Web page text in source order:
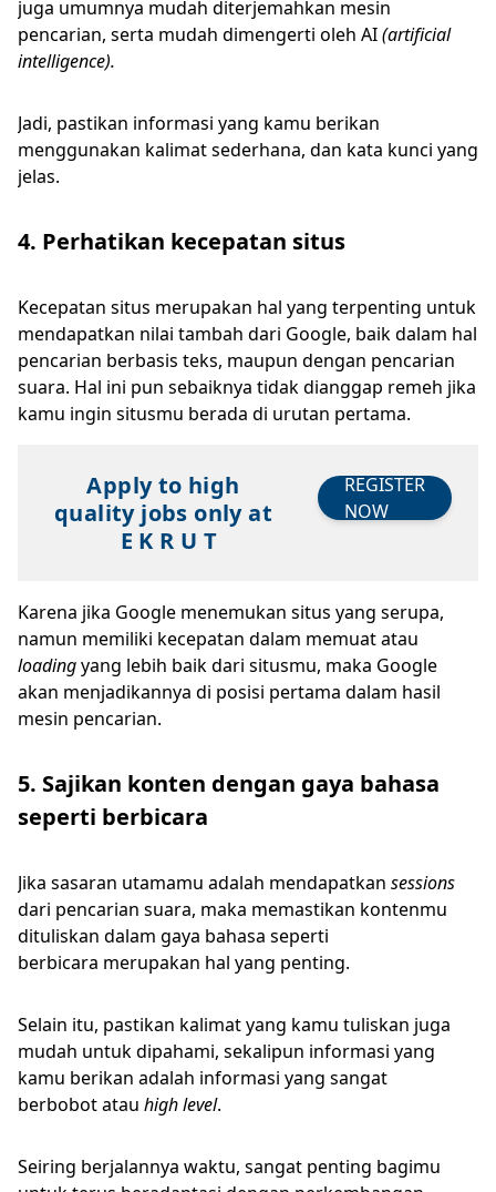
juga umumnya mudah diterjemahkan mesin
pencarian, serta mudah dimengerti oleh AI(artificial
intelligence).
Jadi, pastikan informasi yang kamu berikan
menggunakan kalimat sederhana, dan kata kunci yang
jelas.
4. Perhatikan kecepatan situs
Kecepatan situs merupakan hal yang terpenting untuk
mendapatkan nilai tambah dari Google, baik dalam hal
pencarian berbasis teks, maupun dengan pencarian
suara. Hal ini pun sebaiknya tidak dianggap remeh jika
kamu ingin situsmu berada di urutan pertama.
Apply to high
quality jobs only at
E K R U T
REGISTER
NOW
Karena jika Google menemukan situs yang serupa,
namun memiliki kecepatan dalam memuat atau
loadingyang lebih baik dari situsmu, maka Google
akan menjadikannya di posisi pertama dalam hasil
mesin pencarian.
5. Sajikan konten dengan gaya bahasa
seperti berbicara
Jika sasaran utamamu adalah mendapatkan sessions
dari pencarian suara, maka memastikan kontenmu
dituliskan dalam gaya bahasa seperti
berbicara merupakan hal yang penting.
Selain itu, pastikan kalimat yang kamu tuliskan juga
mudah untuk dipahami, sekalipun informasi yang
kamu berikan adalah informasi yang sangat
berbobot atau high level.
Seiring berjalannya waktu, sangat penting bagimu